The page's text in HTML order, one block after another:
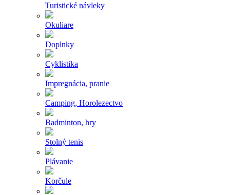
Turistické návleky
Okuliare
Doplnky
Cyklistika
Impregnácia, pranie
Camping, Horolezectvo
Badminton, hry
Stolný tenis
Plávanie
Korčule